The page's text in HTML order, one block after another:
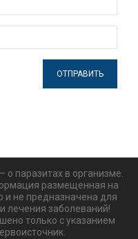
ОТПРАВИТЬ
паразитах в организме.
размещенная на
и не предназначена для
лечения заболеваний!
только с указанием